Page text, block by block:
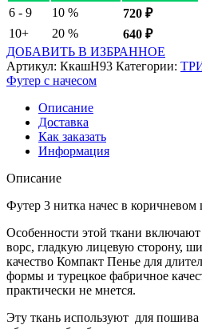
6 - 9
10 % 720 ₽
10+
20 % 640 ₽
ДОБАВИТЬ В ИЗБРАННОЕ
Артикул: КкашН93 Категории:
Футер с начесом
Описание
Доставка
Как заказать
Информация
Описание
Футер 3 нитка начес в коричневом
Особенности этой ткани
ворс, гладкую лицевую сторону,
качество Компакт Пенье для
формы и турецкое фабричное
практически не мнется.
Эту ткань используют для